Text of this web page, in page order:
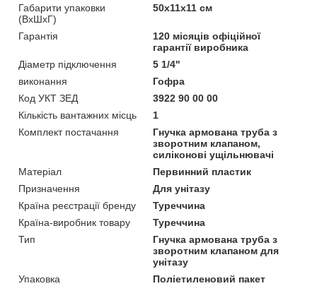
Габарити упаковки
(ВхШхГ)
50х11х11 см
Гарантія
120 місяців офіційної
гарантії виробника
Діаметр підключення
5 1/4"
виконання
Гофра
Код УКТ ЗЕД
3922 90 00 00
Кількість вантажних місць
1
Комплект постачання
Гнучка армована труба з
зворотним клапаном,
силіконові ущільнювачі
Матеріал
Первинний пластик
Призначення
Для унітазу
Країна реєстрації бренду
Туреччина
Країна-виробник товару
Туреччина
Тип
Гнучка армована труба з
зворотним клапаном для
унітазу
Упаковка
Поліетиленовий пакет